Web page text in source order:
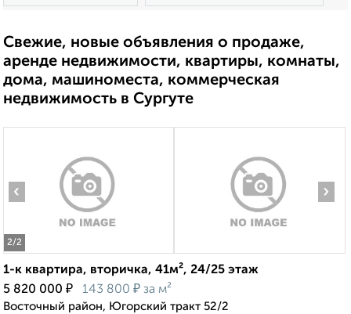
Свежие, новые объявления о продаже,
аренде недвижимости, квартиры, комнаты,
дома, машиноместа, коммерческая
недвижимость в Сургуте
2/2
‹ ›
1-к квартира, вторичка, 41м², 24/25 этаж
5 820 000 ₽ 143 800 ₽ за м²
Восточный район, Югорский тракт 52/2